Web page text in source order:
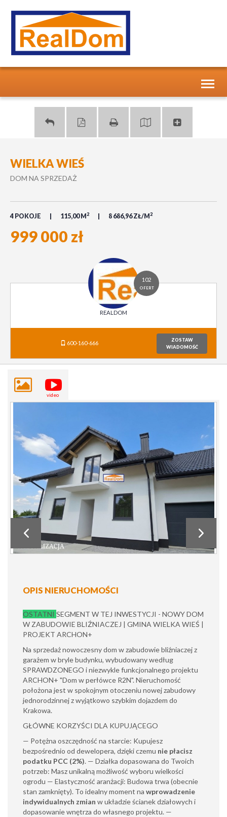
WIELKA WIEŚ
DOM NA SPRZEDAŻ
4 POKOJE 115,00 M 2 8 686,96 ZŁ/M 2
999 000 zł
102
OFERT
REALDOM
600-160-666
ZOSTAW
WIADOMOŚĆ
OPIS NIERUCHOMOŚCI
OSTATNI SEGMENT W TEJ INWESTYCJI - NOWY DOM
W ZABUDOWIE BLIŹNIACZEJ | GMINA WIELKA WIEŚ |
PROJEKT ARCHON+
Na sprzedaż nowoczesny dom w zabudowie bliźniaczej z
garażem w bryle budynku, wybudowany według
SPRAWDZONEGO i niezwykle funkcjonalnego projektu
ARCHON+ "Dom w perłówce R2N". Nieruchomość
położona jest w spokojnym otoczeniu nowej zabudowy
jednorodzinnej z wyjątkowo szybkim dojazdem do
Krakowa.
GŁÓWNE KORZYŚCI DLA KUPUJĄCEGO
— Potężna oszczędność na starcie: Kupujesz
bezpośrednio od dewelopera, dzięki czemu nie płacisz
podatku PCC (2%). — Działka dopasowana do Twoich
potrzeb: Masz unikalną możliwość wyboru wielkości
ogrodu — Elastyczność aranżacji: Budowa trwa (obecnie
stan zamknięty). To idealny moment na wprowadzenie
indywidualnych zmian w układzie ścianek działowych i
dopasowanie wnętrza do własnego projektu. —